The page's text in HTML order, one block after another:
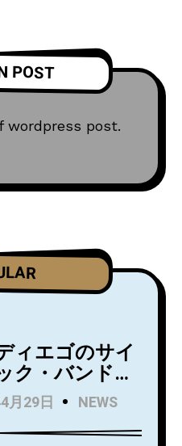
POST
wordpress post.
ィエゴのサイ
ク・バンド
Wets、ニ
アルバム
Always』を5
月29日 NEWS